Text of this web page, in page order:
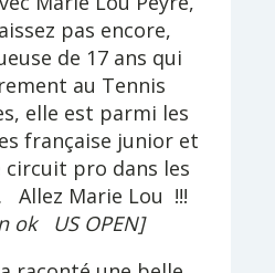
pas encore,
de 17 ans qui
au Tennis
elle est parmi les
française junior et
pro dans les
Allez Marie Lou !!!
ok US OPEN]